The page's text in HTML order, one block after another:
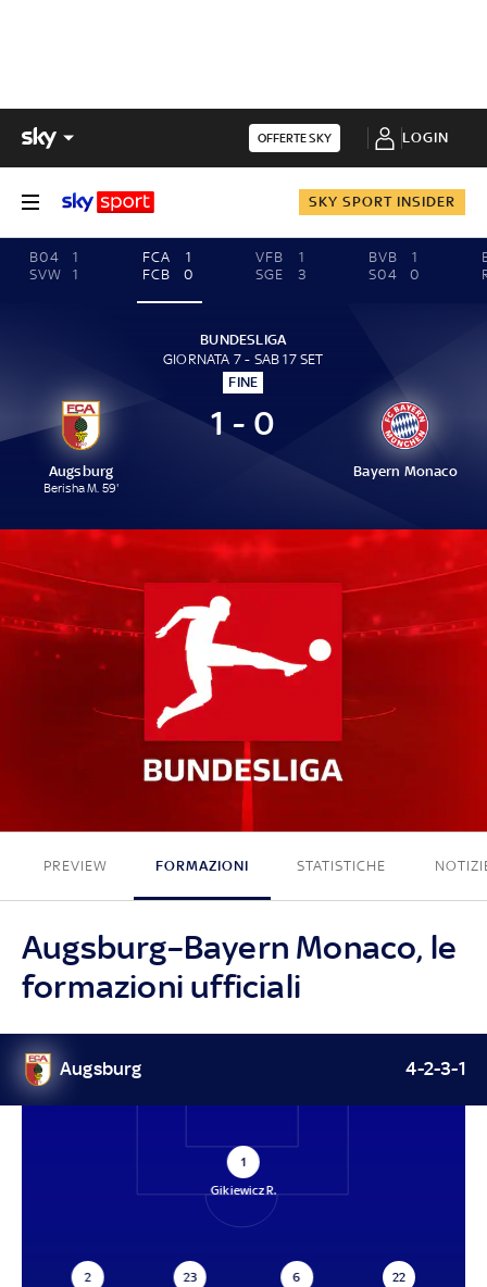
OFFERTE SKY LOGIN
SKY SPORT INSIDER
B04
1
SVW
1
FCA
1
FCB
0
VFB
1
SGE
3
BVB
1
S04
0
BUNDESLIGA
GIORNATA 7 - SAB 17 SET
FINE
Augsburg
Berisha M. 59'
1 - 0
Bayern Monaco
1 - 0
PREVIEW FORMAZIONI STATISTICHE
Augsburg–Bayern Monaco, le
formazioni ufficiali
Augsburg 4-2-3-1
1
Gikiewicz R.
2
23
6
22